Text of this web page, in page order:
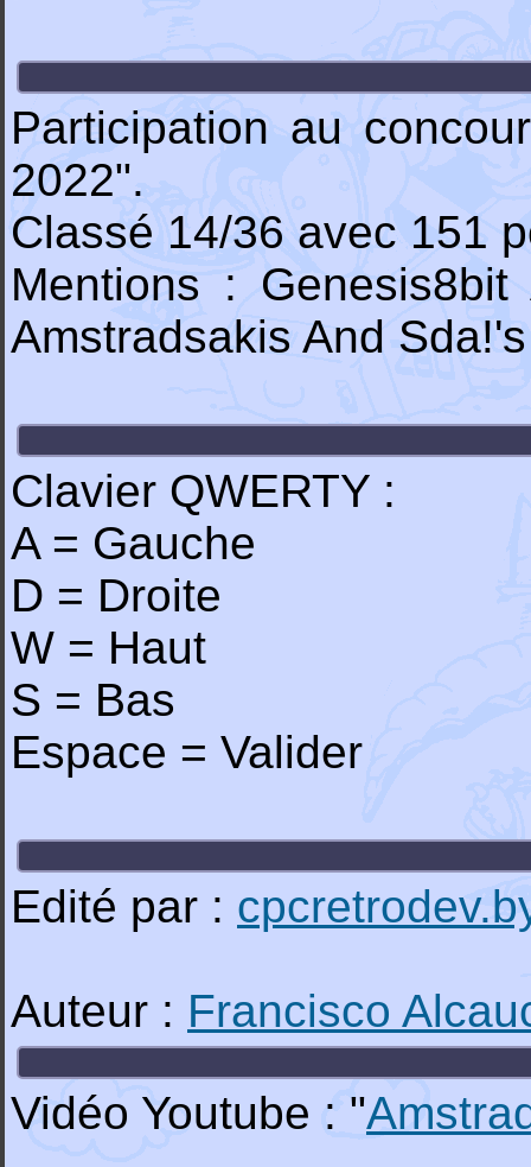
Participation au
2022".
Classé 14/36 avec 151
Mentions :
Amstradsakis And
Clavier QWERTY :
A = Gauche
D = Droite
W = Haut
S = Bas
Espace = Valider
Edité par :
Auteur : Francisco
Vidéo Youtube : "